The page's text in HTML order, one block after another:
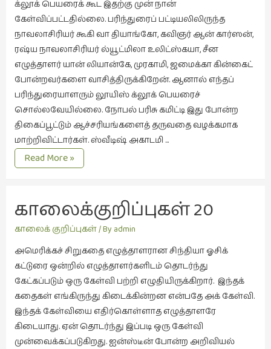
இசை
(23)
இணையதளம்
(23)
இந்திய
இலக்கியம்
இயற்கை
இன்னொரு
கவிதை
உலக
இலக்கியப்
பேருரைகள்
ஊடகம்
க்லூக் பெயரைக் கூட இதற்கு முன் நான்
கேள்விப்பட்டதில்லை. பரிந்துரைப் பட்டியலிலிருந்த
நாவலாசிரியர் கூகி வா தியாங்கோ, கவிஞர் ஆன் கார்ஸன்,
ரஷ்ய நாவலாசிரியர் ல்யூட்மிலா உலிட்ஸ்கயா, சீன
எழுத்தாளர் யான் லியான்கே, முரகாமி, ஜமைக்கா கின்கைட்
போன்றவர்களை வாசித்திருக்கிறேன். ஆனால் எந்தப்
பரிந்துரையாளரும் லூயிஸ் க்லூக் பெயரைச்
சொல்லவேயில்லை. நோபல் பரிசு கமிட்டி இது போன்ற
திகைப்பூட்டும் ஆச்சரியங்களைத் தருவதை வழக்கமாக
மாற்றிவிட்டார்கள். ஸ்வீடிஷ் அகாடமி …
காலைக்குறிப்புகள்
21
பின்னால்
Read More »
காலைக்குறிப்புகள் 20
எங்கிருந்து
கிடைக்கின்றன
காலைக் குறிப்புகள்/ By admin
அமெரிக்கச் சிறுகதை எழுத்தாளரான சிந்தியா ஓசிக்
கட்டுரை ஒன்றில் எழுத்தாளர்களிடம் தொடர்ந்து
கேட்கப்படும் ஒரு கேள்வி பற்றி எழுதியிருக்கிறார். இந்தக்
கதைகள் எங்கிருந்து கிடைக்கின்றன என்பதே அக் கேள்வி.
இந்தக் கேள்வியை எதிர்கொள்ளாத எழுத்தாளரே
கிடையாது. ஏன் தொடர்ந்து இப்படி ஒரு கேள்வி
முன்வைக்கப்படுகிறது. ஐன்ஸ்டீன் போன்ற அறிவியல்